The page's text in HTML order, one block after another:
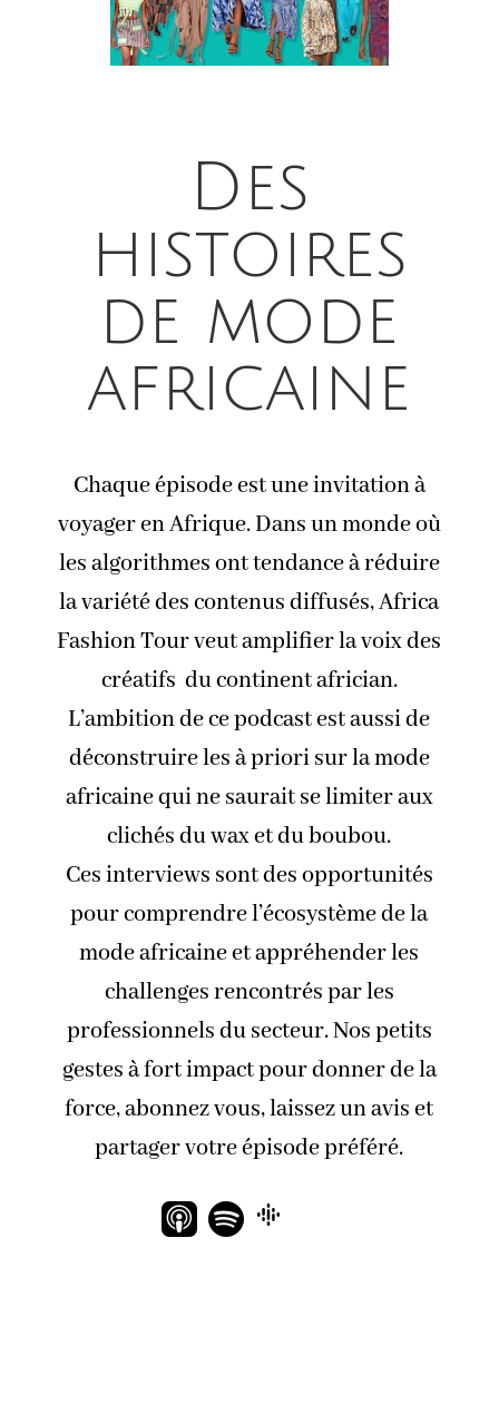
Des
histoires
de mode
africaine
Chaque épisode est une invitation à
voyager en Afrique. Dans un monde où
les algorithmes ont tendance à réduire
la variété des contenus diffusés, Africa
Fashion Tour veut amplifier la voix des
créatifs du continent africian.
L’ambition de ce podcast est aussi de
déconstruire les à priori sur la mode
africaine qui ne saurait se limiter aux
clichés du wax et du boubou.
Ces interviews sont des opportunités
pour comprendre l’écosystème de la
mode africaine et appréhender les
challenges rencontrés par les
professionnels du secteur. Nos petits
gestes à fort impact pour donner de la
force, abonnez vous, laissez un avis et
partager votre épisode préféré.